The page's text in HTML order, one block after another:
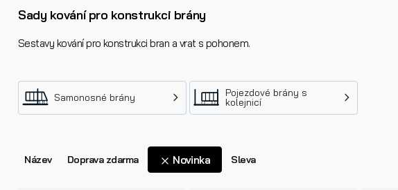
Sady kování pro konstrukci brány
Sestavy kování pro konstrukci bran a vrat s pohonem.
Samonosné brány Pojezdové brány s
kolejnicí
Název Doprava zdarma Novinka Sleva